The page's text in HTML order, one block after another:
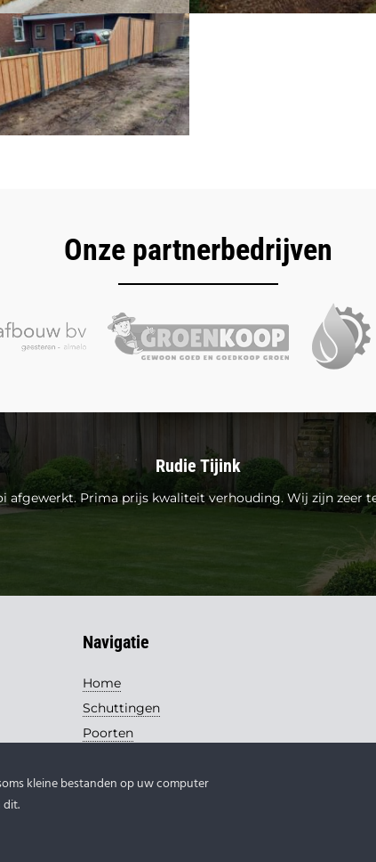
Onze partnerbedrijven
Rudie Tijink
afgewerkt. Prima prijs kwaliteit verhouding. Wij zijn zeer
Navigatie
Home
Schuttingen
Poorten
Contact
kleine bestanden op uw computer
dit.